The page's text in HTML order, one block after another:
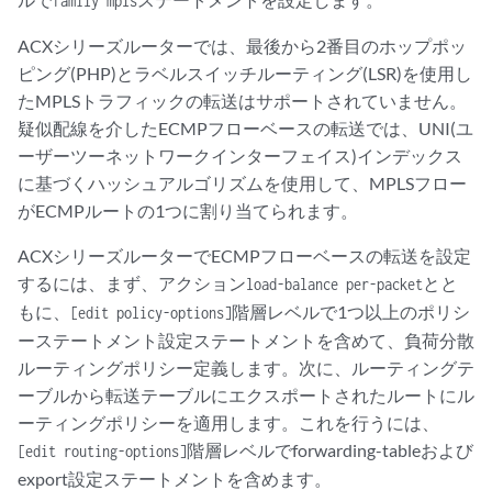
ACXシリーズルーターでは、最後から2番目のホップポッ
ピング(PHP)とラベルスイッチルーティング(LSR)を使用し
たMPLSトラフィックの転送はサポートされていません。
疑似配線を介したECMPフローベースの転送では、UNI(ユ
ーザーツーネットワークインターフェイス)インデックス
に基づくハッシュアルゴリズムを使用して、MPLSフロー
がECMPルートの1つに割り当てられます。
ACXシリーズルーターでECMPフローベースの転送を設定
するには、まず、アクションload-balance per-packetとと
もに、
[edit policy-options]階層レベルで1つ以上のポリシ
ーステートメント設定ステートメントを含めて、負荷分散
ルーティングポリシー定義します。次に、ルーティングテ
ーブルから転送テーブルにエクスポートされたルートにル
ーティングポリシーを適用します。これを行うには、
[edit routing-options]階層レベルでforwarding-tableおよび
export設定ステートメントを含めます。